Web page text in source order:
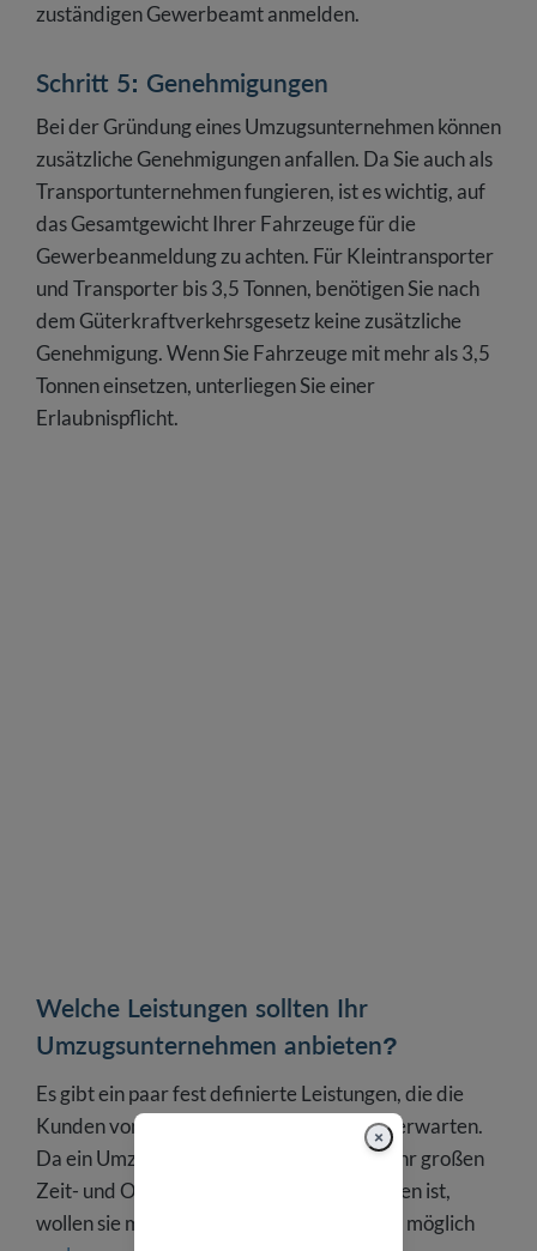
zuständigen Gewerbeamt anmelden.
Schritt 5: Genehmigungen
Bei der Gründung eines Umzugsunternehmen können
zusätzliche Genehmigungen anfallen. Da Sie auch als
Transportunternehmen fungieren, ist es wichtig, auf
das Gesamtgewicht Ihrer Fahrzeuge für die
Gewerbeanmeldung zu achten. Für Kleintransporter
und Transporter bis 3,5 Tonnen, benötigen Sie nach
dem Güterkraftverkehrsgesetz keine zusätzliche
Genehmigung. Wenn Sie Fahrzeuge mit mehr als 3,5
Tonnen einsetzen, unterliegen Sie einer
Erlaubnispflicht.
Welche Leistungen sollten Ihr
Umzugsunternehmen anbieten?
Es gibt ein paar fest definierte Leistungen, die die
Kunden von einem Umzugsunternehmen erwarten.
Da ein Umzug ohnehin schon mit einem sehr großen
Zeit- und Organisationsaufwand verbunden ist,
wollen sie möglichst so viele Aufgaben wie möglich
×